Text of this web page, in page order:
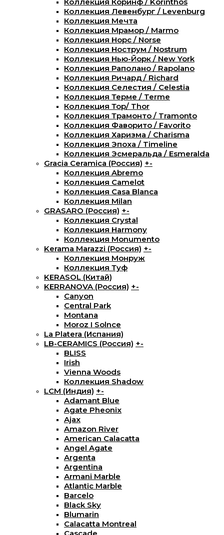
Коллекция Левенбург / Levenburg
Коллекция Мечта
Коллекция Мрамор / Marmo
Коллекция Норс / Norse
Коллекция Нострум / Nostrum
Коллекция Нью-Йорк / New York
Коллекция Раполано / Rapolano
Коллекция Ричард / Richard
Коллекция Селестия / Celestia
Коллекция Терме / Terme
Коллекция Тор/ Thor
Коллекция Трамонто / Tramonto
Коллекция Фаворито / Favorito
Коллекция Харизма / Charisma
Коллекция Эпоха / Timeline
Коллекция Эсмеральда / Esmeralda
Gracia Ceramica (Россия) +-
Коллекция Abremo
Коллекция Camelot
Коллекция Casa Blanca
Коллекция Milan
GRASARO (Россия) +-
Коллекция Crystal
Коллекция Harmony
Коллекция Monumento
Kerama Marazzi (Россия) +-
Коллекция Монруж
Коллекция Туф
KERASOL (Китай)
KERRANOVA (Россия) +-
Canyon
Central Park
Montana
Moroz I Solnce
La Platera (Испания)
LB-CERAMICS (Россия) +-
BLISS
Irish
Vienna Woods
Коллекция Shadow
LCM (Индия) +-
Adamant Blue
Agate Pheonix
Ajax
Amazon River
American Calacatta
Angel Agate
Argenta
Argentina
Armani Marble
Atlantic Marble
Barcelo
Black Sky
Blumarin
Calacatta Montreal